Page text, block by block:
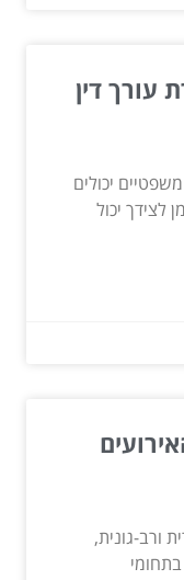
עורך דין
יכולים
לצידך יכול
ורב-גונית,